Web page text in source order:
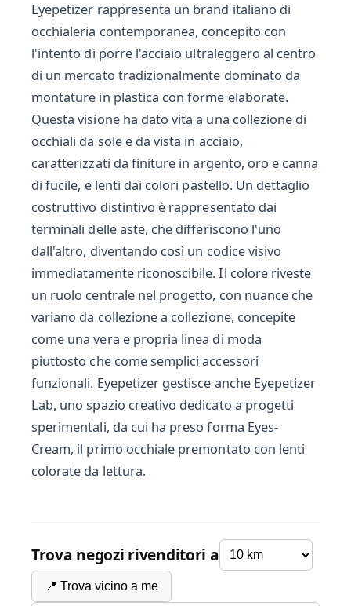
Eyepetizer rappresenta un brand italiano di
occhialeria contemporanea, concepito con
l'intento di porre l'acciaio ultraleggero al centro
di un mercato tradizionalmente dominato da
montature in plastica con forme elaborate.
Questa visione ha dato vita a una collezione di
occhiali da sole e da vista in acciaio,
caratterizzati da finiture in argento, oro e canna
di fucile, e lenti dai colori pastello. Un dettaglio
costruttivo distintivo è rappresentato dai
terminali delle aste, che differiscono l'uno
dall'altro, diventando così un codice visivo
immediatamente riconoscibile. Il colore riveste
un ruolo centrale nel progetto, con nuance che
variano da collezione a collezione, concepite
come una vera e propria linea di moda
piuttosto che come semplici accessori
funzionali. Eyepetizer gestisce anche Eyepetizer
Lab, uno spazio creativo dedicato a progetti
sperimentali, da cui ha preso forma Eyes-
Cream, il primo occhiale premontato con lenti
colorate da lettura.
Trova negozi rivenditori a
📍 Trova vicino a me